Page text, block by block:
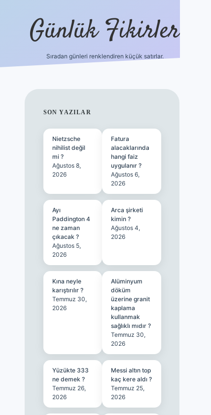
Günlük Fikirler
Sıradan günleri renklendiren küçük satırlar.
SIDEBAR
SON YAZILAR
Nietzsche
nihilist değil
mi ?
Ağustos 8,
2026
Fatura
alacaklarında
hangi faiz
uygulanır ?
Ağustos 6,
2026
Ayı
Paddington 4
ne zaman
çıkacak ?
Ağustos 5,
2026
Arca şirketi
kimin ?
Ağustos 4,
2026
Kına neyle
karıştırılır ?
Temmuz 30,
2026
Alüminyum
döküm
üzerine granit
kaplama
kullanmak
sağlıklı mıdır ?
Temmuz 30,
2026
Yüzükte 333
ne demek ?
Temmuz 26,
2026
Messi altın top
kaç kere aldı ?
Temmuz 25,
2026
ilbet güncel